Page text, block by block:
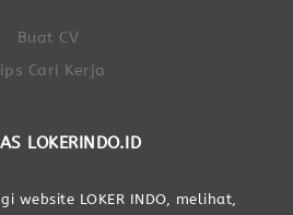
Buat CV
Cari Kerja
LOKERINDO.ID
website LOKER INDO, melihat,